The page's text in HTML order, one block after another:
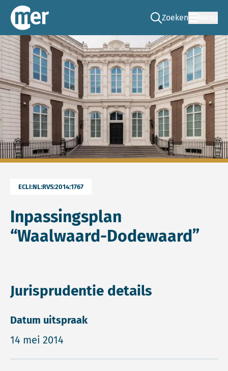
Commissie mer
Zoeken
Ga naar de zoek
ECLI:NL:RVS:2014:1767
Inpassingsplan
“Waalwaard-Dodewaard”
Jurisprudentie details
Datum uitspraak
14 mei 2014